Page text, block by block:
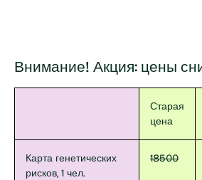
Внимание! Акция: цены
Старая
цена
Карта генетических
рисков, 1 чел.
18500